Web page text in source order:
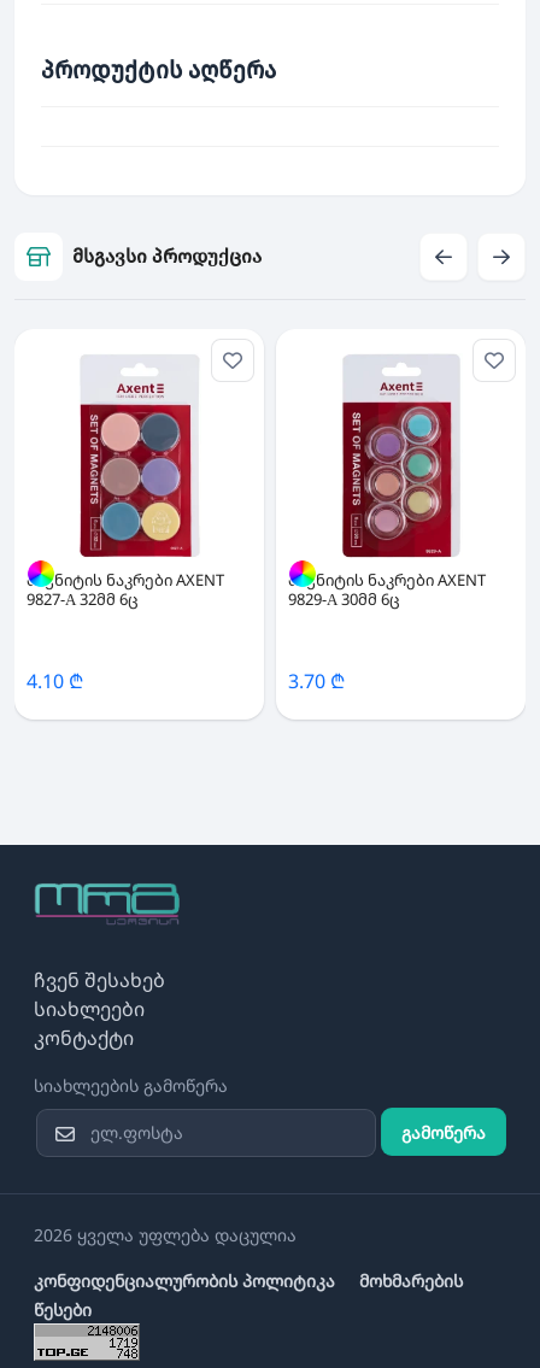
პროდუქტის აღწერა
მსგავსი პროდუქცია
მაგნიტის ნაკრები AXENT
9827-А 32მმ 6ც
4.10 ₾
მაგნიტის ნაკრები AXENT
9829-А 30მმ 6ც
3.70 ₾
ჩვენ შესახებ
სიახლეები
კონტაქტი
სიახლეების გამოწერა
გამოწერა
2026 ყველა უფლება დაცულია
კონფიდენციალურობის პოლიტიკა
მოხმარების
წესები